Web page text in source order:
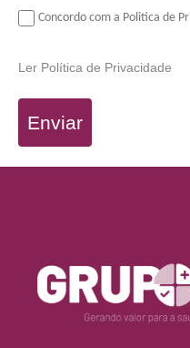
Concordo com a Politica de
Ler Política de Privacidade
Enviar